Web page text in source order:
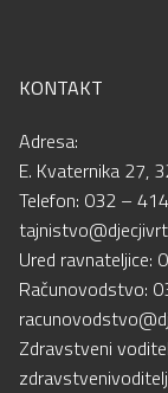
KONTAKT
Adresa:
E. Kvaternika 27,
Telefon: 032 –
Ured ravnateljice:
Računovodstvo:
Zdravstveni